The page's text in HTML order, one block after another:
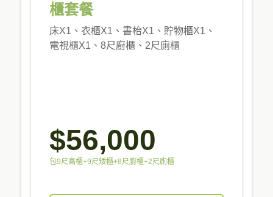
櫃套餐
床X1、衣櫃X1、書枱X1、貯物櫃X1、
電視櫃X1、8尺廚櫃、2尺廁櫃
$56,000
包9尺高櫃+9尺矮櫃+8尺廚櫃+2尺廁櫃